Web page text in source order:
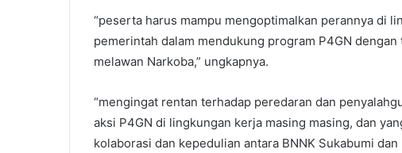
“peserta harus mampu mengoptimalkan perannya di
pemerintah dalam mendukung program P4GN
melawan Narkoba,” ungkapnya.
“mengingat rentan terhadap peredaran dan
aksi P4GN di lingkungan kerja masing masing, dan
kolaborasi dan kepedulian antara BNNK Sukabumi